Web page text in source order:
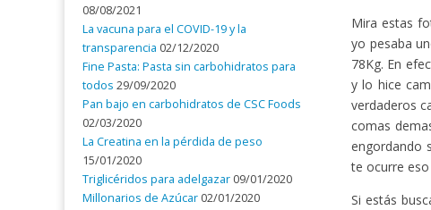
Mira estas
yo pesaba
78Kg. En
y lo hice
verdaderos
comas
engordando
te ocurre
Si estás
08/08/2021
La vacuna para el COVID-19 y la
transparencia 02/12/2020
Fine Pasta: Pasta sin carbohidratos para
todos 29/09/2020
Pan bajo en carbohidratos de CSC Foods
02/03/2020
La Creatina en la pérdida de peso
15/01/2020
Triglicéridos para adelgazar 09/01/2020
Millonarios de Azúcar 02/01/2020